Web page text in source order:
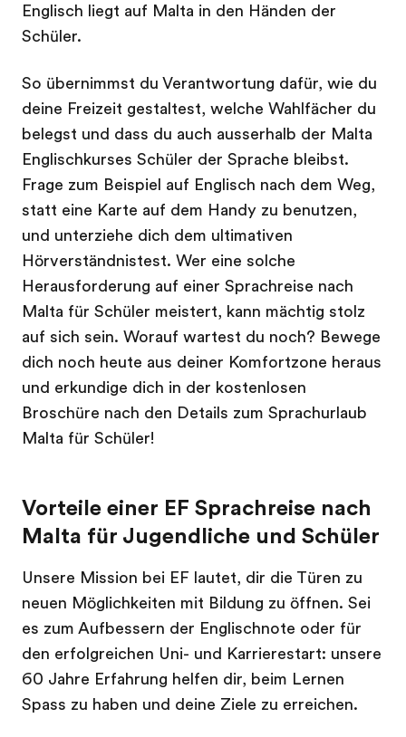
Englisch liegt auf Malta in den Händen der
Schüler.
So übernimmst du Verantwortung dafür, wie du
deine Freizeit gestaltest, welche Wahlfächer du
belegst und dass du auch ausserhalb der Malta
Englischkurses Schüler der Sprache bleibst.
Frage zum Beispiel auf Englisch nach dem Weg,
statt eine Karte auf dem Handy zu benutzen,
und unterziehe dich dem ultimativen
Hörverständnistest. Wer eine solche
Herausforderung auf einer Sprachreise nach
Malta für Schüler meistert, kann mächtig stolz
auf sich sein. Worauf wartest du noch? Bewege
dich noch heute aus deiner Komfortzone heraus
und erkundige dich in der kostenlosen
Broschüre nach den Details zum Sprachurlaub
Malta für Schüler!
Vorteile einer EF Sprachreise nach
Malta für Jugendliche und Schüler
Unsere Mission bei EF lautet, dir die Türen zu
neuen Möglichkeiten mit Bildung zu öffnen. Sei
es zum Aufbessern der Englischnote oder für
den erfolgreichen Uni- und Karrierestart: unsere
60 Jahre Erfahrung helfen dir, beim Lernen
Spass zu haben und deine Ziele zu erreichen.